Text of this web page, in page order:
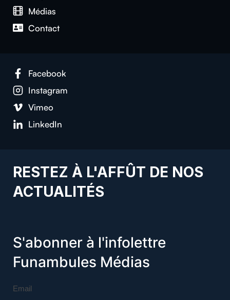
Médias
Contact
Facebook
Instagram
Vimeo
LinkedIn
RESTEZ À L'AFFÛT DE NOS
ACTUALITÉS
S'abonner à l'infolettre
Funambules Médias
Email